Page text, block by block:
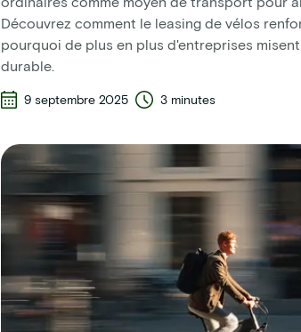
Découvrez comment le leasing de vélos
pourquoi de plus en plus d'entreprises
durable.
9 septembre 2025 3 minutes